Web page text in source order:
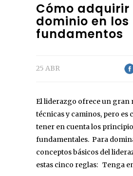
Cómo adquirir
dominio en los
fundamentos
25 ABR
El liderazgo ofrece un gran
técnicas y caminos, pero es
tener en cuenta los
fundamentales. Para
conceptos básicos del
estas cinco reglas: Tenga